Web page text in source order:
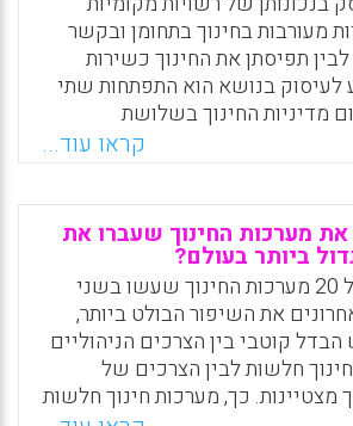
ללמידה ולחקירה המתקיימות
(בריאן ג' קולדוול).
Email
X
מעורבות בחינוך בתחומן ובקשר
לבין תפיסתן את החינוך כשירות
לעיסוק בנושא הוא התפתחות שתי
מדיניות החינוך בשלושת
העשורים האחרונים: 1. הגברת מעורבותן של
בחינוך, כבשירותים ציבוריים
אחרים, לעומת מעורבות הממשלה המרכזית; 2.
אינדיווידואליות בדיון אודות
הדורשות לתת משקל להעדפותיו
עיצוב המדיניות הציבורית. שתי
מן הספרות, כמופעים של הניאו
ציבורית בתחומים שונים.
הקשר בין שתי התופעות דרך
תפיסות אפשריות של מושג
בעיני קובעי מדיניות: תפיסת
קראו עוד...
את מערכות החינוך שעברו את
ביותר בעולם?
בהשוואה של 20 מערכות החינוך שעשו בשני
את השיפור הבולט ביותר,
קוטבי בין הצרכים הניהוליים
חלשות לבין הצרכים של
מצטיינות. כך, מערכות חינוך חלשות